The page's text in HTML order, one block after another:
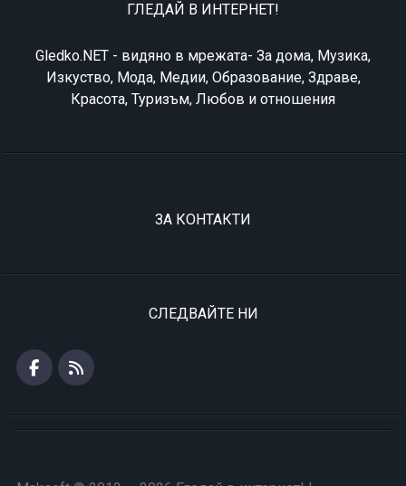
ГЛЕДАЙ В ИНТЕРНЕТ!
Gledko.NET - видяно в мрежата- За дома, Музика,
Изкуство, Мода, Медии, Образование, Здраве,
Красота, Туризъм, Любов и отношения
ЗА КОНТАКТИ
СЛЕДВАЙТЕ НИ